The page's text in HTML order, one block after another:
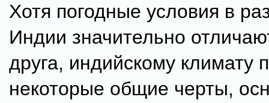
Хотя погодные условия в
Индии значительно
друга, индийскому климату
некоторые общие черты,